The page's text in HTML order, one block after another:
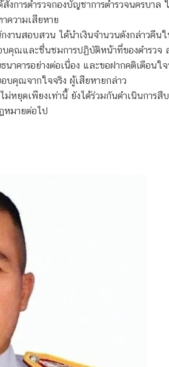
ารตำรวจกองบัญชาการตำรวจนครบาล
ความเสียหาย
นสอบสวน ได้นำเงินจำนวนดังกล่าวคืนใ
คุณและชื่นชมการปฏิบัติหน้าที่ของตำรวจ
นาคารอย่างต่อเนื่อง และขอฝากคติเตือ
บคุณจากใจจริง ผู้เสียหายกล่าว
หยุดเพียงเท่านี้ ยังได้ร่วมกันดำเนินการ
หมายต่อไป